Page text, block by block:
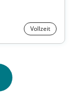
Vollzeit